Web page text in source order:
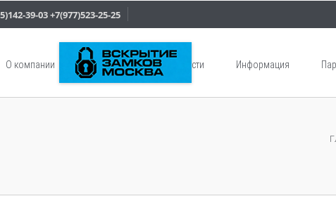
39-03+7(977)523-25-25
О компании Услуги Новости Информация